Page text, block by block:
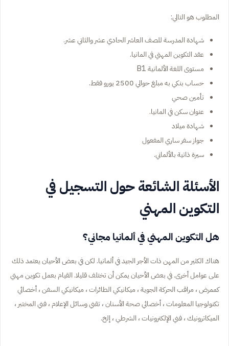
المطلوب هو التالي:
شهادة المدرسة للصف العاشر الحادي عشر والثاني عشر.
عقد التكوين المهني في المانيا.
مستوى اللغة الألمانية B1
حساب بنكي به مبلغ حوالي 2500 يورو فقط.
تأمين صحي
عنوان سكن في المانيا.
شهادة ميلاد
جواز سفر ساري المفعول
سيرة ذاتية بالألماني.
الأسئلة الشائعة حول التسجيل في
التكوين المهني
هل التكوين المهني في ألمانيا مجاني؟
هناك الكثير من المهن ذات الأجر الجيد في ألمانيا. لكن في بعض الأحيان يعتمد ذلك
على عوامل أخرى. في بعض الأحيان يمكن أن تختلف قليلا. القيام بعمل تكوين مهني
كممرض ، مراقب الحركة الجوية ، ميكانيكي الطائرات ، ميكانيكي السفن ، أخصائي
تكنولوجيا المعلومات ، أخصائي صحة الأسنان ، تقني وسائل الإعلام ، فني المختبر ،
الميكاترونيك ، فني الإلكترونيات ، الشرطي ، إلخ.